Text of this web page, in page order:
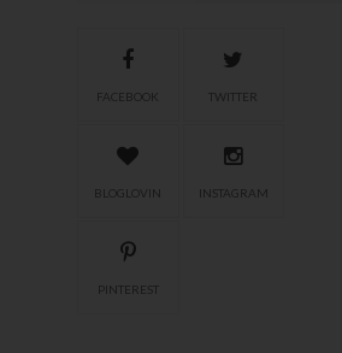
FACEBOOK TWITTER
BLOGLOVIN INSTAGRAM
PINTEREST